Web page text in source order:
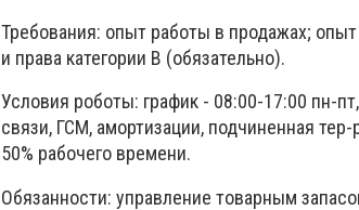
Требования: опыт работы в продажах;
и права категории В (обязательно).
Условия роботы: график - 08:00-17:00 пн-
связи, ГСМ, амортизации, подчиненная
50% рабочего времени.
Обязанности: управление товарным